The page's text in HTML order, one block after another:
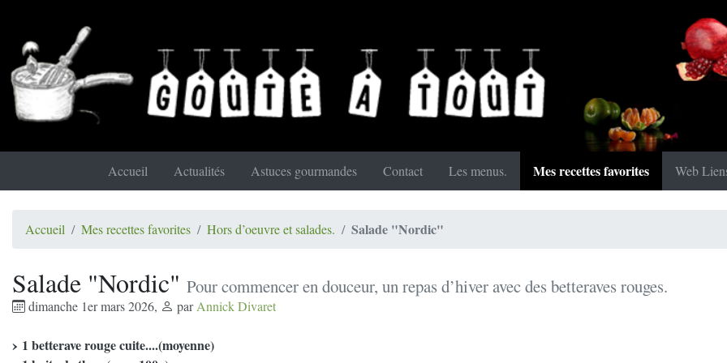
Accueil Actualités Astuces gourmandes Contact Les menus. Mes recettes favorites Web
Accueil Mes recettes favorites Hors d’oeuvre et salades. Salade "Nordic"
Salade "Nordic" Pour commencer en douceur, un repas d’hiver avec des betteraves rouges.
dimanche 1er mars 2026, parAnnick Divaret
1 betterave rouge cuite....(moyenne)